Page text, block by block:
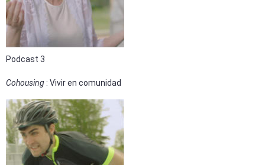
Podcast 3
Cohousing: Vivir en comunidad